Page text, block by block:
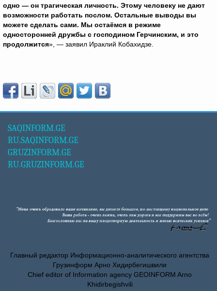
одно — он трагическая личность. Этому человеку не дают
возможности работать послом. Остальные выводы вы
можете сделать сами. Мы остаёмся в режиме
односторонней дружбы с господином Герчинским, и это
продолжится», — заявил Ираклий Кобахидзе.
SAQINFORM.GE
RU.SAQINFORM.GE
GRUZINFORM.GE
RU.GRUZINFORM.GE
Главный редактор Информационно-аналитического агентства
Грузинформ Арно Хидирбегишвили
Chief editor of Information agency GEOINFORM Arno
Khidirbegishvili